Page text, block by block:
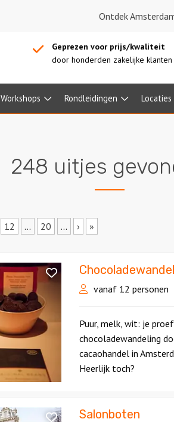
Ontdek
Geprezen voor prijs/kwaliteit
door honderden zakelijke klanten
Workshops Rondleidingen Locaties
248 uitjes
12 ... 20 ... › »
vanaf 12 personen
Puur, melk, wit: je
chocoladewandeling
cacaohandel in
Heerlijk toch?
Salonboten